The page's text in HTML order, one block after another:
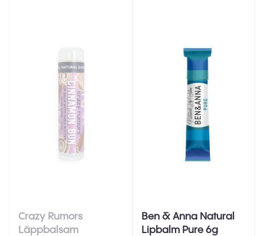
Crazy Rumors
Läppbalsam
Ben & Anna Natural
Lipbalm Pure 6g